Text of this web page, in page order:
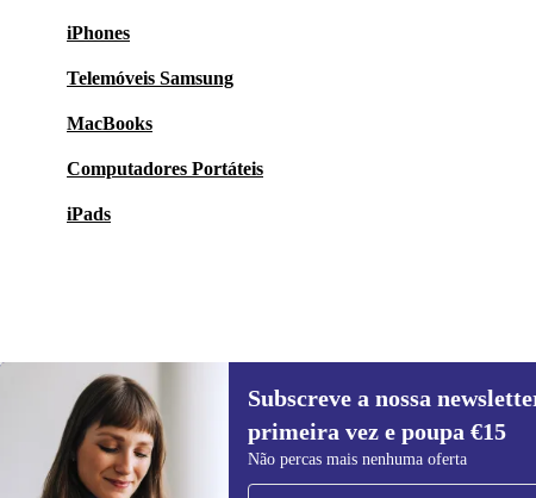
iPhones
Telemóveis Samsung
MacBooks
Computadores Portáteis
iPads
54,80 €74,89 €
Subscreve a nossa
primeira vez e poupa €15
Não percas mais nenhuma oferta
Subscreve a nossa newsletter pela
primeira vez e poupa 15€!